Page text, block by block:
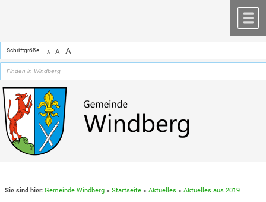
Schriftgröße A A A
Sie sind hier: Gemeinde Windberg >Startseite >Aktuelles >Aktuelles aus 2019